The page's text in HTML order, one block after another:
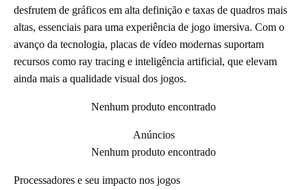
desfrutem de gráficos em alta definição e taxas de quadros mais
altas, essenciais para uma experiência de jogo imersiva. Com o
avanço da tecnologia, placas de vídeo modernas suportam
recursos como ray tracing e inteligência artificial, que elevam
ainda mais a qualidade visual dos jogos.
Nenhum produto encontrado
Anúncios
Nenhum produto encontrado
Processadores e seu impacto nos jogos